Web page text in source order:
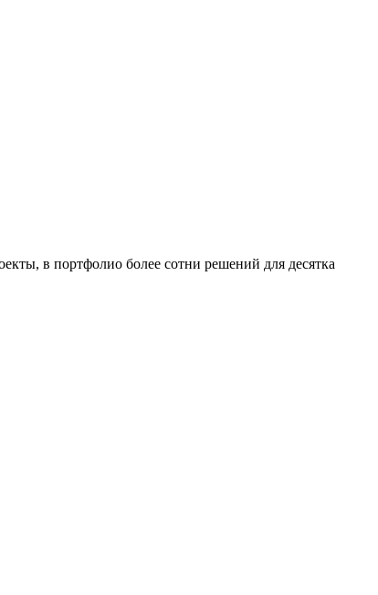
в портфолио более сотни решений для десятка